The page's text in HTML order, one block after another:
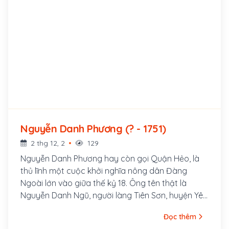
Nguyễn Danh Phương (? - 1751)
2 thg 12, 2 129
Nguyễn Danh Phương hay còn gọi Quận Hẻo, là
thủ lĩnh một cuộc khởi nghĩa nông dân Đàng
Ngoài lớn vào giữa thế kỷ 18. Ông tên thật là
Nguyễn Danh Ngũ, người làng Tiên Sơn, huyện Yên
Hội Hợp, thành phố Vĩnh Yên, tỉnh Vĩnh Phúc, Việt
Đọc thêm